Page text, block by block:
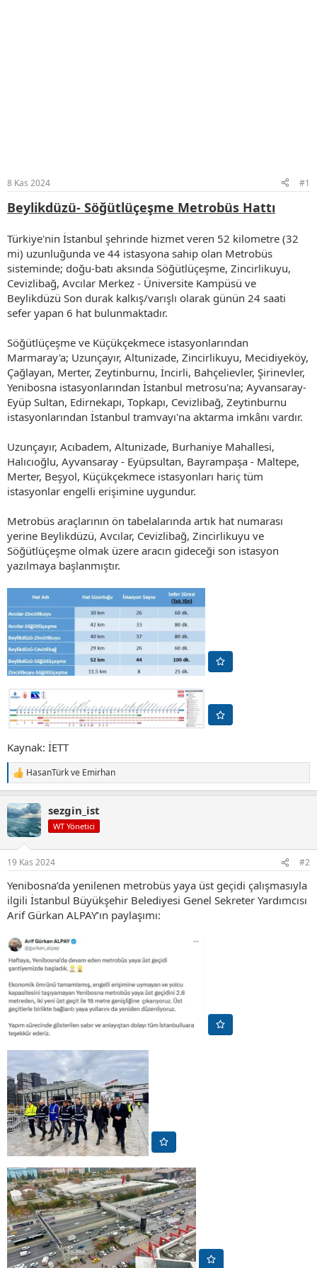
8 Kas 2024 #1
Beylikdüzü- Söğütlüçeşme Metrobüs Hattı
Türkiye'nin İstanbul şehrinde hizmet veren 52 kilometre (32
mi) uzunluğunda ve 44 istasyona sahip olan Metrobüs
sisteminde; doğu-batı aksında Söğütlüçeşme, Zincirlikuyu,
Cevizlibağ, Avcılar Merkez - Üniversite Kampüsü ve
Beylikdüzü Son durak kalkış/varışlı olarak günün 24 saati
sefer yapan 6 hat bulunmaktadır.
Söğütlüçeşme ve Küçükçekmece istasyonlarından
Marmaray'a; Uzunçayır, Altunizade, Zincirlikuyu, Mecidiyeköy,
Çağlayan, Merter, Zeytinburnu, İncirli, Bahçelievler, Şirinevler,
Yenibosna istasyonlarından İstanbul metrosu'na; Ayvansaray-
Eyüp Sultan, Edirnekapı, Topkapı, Cevizlibağ, Zeytinburnu
istasyonlarından İstanbul tramvayı'na aktarma imkânı vardır.
Uzunçayır, Acıbadem, Altunizade, Burhaniye Mahallesi,
Halıcıoğlu, Ayvansaray - Eyüpsultan, Bayrampaşa - Maltepe,
Merter, Beşyol, Küçükçekmece istasyonları hariç tüm
istasyonlar engelli erişimine uygundur.
Metrobüs araçlarının ön tabelalarında artık hat numarası
yerine Beylikdüzü, Avcılar, Cevizlibağ, Zincirlikuyu ve
Söğütlüçeşme olmak üzere aracın gideceği son istasyon
yazılmaya başlanmıştır.
Kaynak: İETT
T
e
k
i
l
r
:
HasanTürkve Emirhan
sezgin_ist
WT Yönetici
19 Kas 2024 #2
Yenibosna’da yenilenen metrobüs yaya üst geçidi çalışmasıyla
ilgili İstanbul Büyükşehir Belediyesi Genel Sekreter Yardımcısı
Arif Gürkan ALPAY’ın paylaşımı: